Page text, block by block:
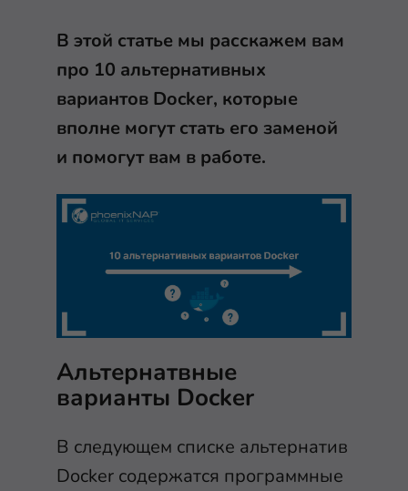
В этой статье мы расскажем вам
про 10 альтернативных
вариантов Docker, которые
вполне могут стать его заменой
и помогут вам в работе.
Альтернатвные
варианты Docker
В следующем списке альтернатив
Docker содержатся программные